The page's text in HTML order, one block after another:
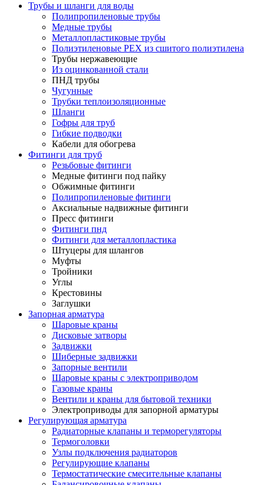
Трубы и шланги для воды
Полипропиленовые трубы
Медные трубы
Металлопластиковые трубы
Полиэтиленовые PEX из сшитого полиэтилена
Трубы нержавеющие
Из оцинкованной стали
ПНД трубы
Чугунные
Трубки теплоизоляционные
Шланги
Гофры для труб
Гибкие подводки
Кабели для обогрева
Фитинги для труб
Резьбовые фитинги
Медные фитинги под пайку
Обжимные фитинги
Полипропиленовые фитинги
Аксиальные надвижные фитинги
Пресс фитинги
Фитинги пнд
Фитинги для металлопластика
Штуцеры для шлангов
Муфты
Тройники
Углы
Крестовины
Заглушки
Запорная арматура
Шаровые краны
Дисковые затворы
Задвижки
Шиберные задвижки
Запорные вентили
Шаровые краны с электроприводом
Газовые краны
Вентили и краны для бытовой техники
Электроприводы для запорной арматуры
Регулирующая арматура
Радиаторные клапаны и терморегуляторы
Термоголовки
Узлы подключения радиаторов
Регулирующие клапаны
Термостатические смесительные клапаны